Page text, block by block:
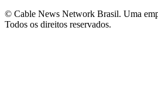
© Cable News Network Brasil. Uma
Todos os direitos reservados.